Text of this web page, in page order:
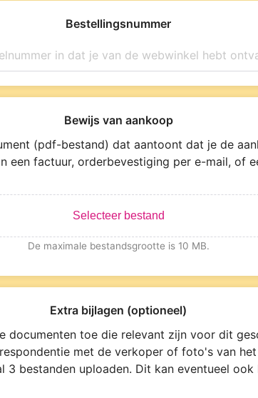
Bestellingsnummer
Bewijs van aankoop
(pdf-bestand) dat aantoont dat je de
een factuur, orderbevestiging per e-mail, of
Selecteer bestand
De maximale bestandsgrootte is 10 MB.
Extra bijlagen (optioneel)
documenten toe die relevant zijn voor dit
met de verkoper of foto's van
3 bestanden uploaden. Dit kan eventueel